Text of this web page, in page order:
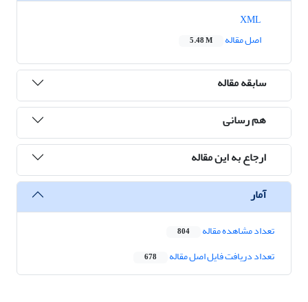
اصل مقاله
5.48 M
سابقه مقاله
هم رسانی
ارجاع به این مقاله
آمار
تعداد مشاهده مقاله 804
تعداد دریافت فایل اصل مقاله 678